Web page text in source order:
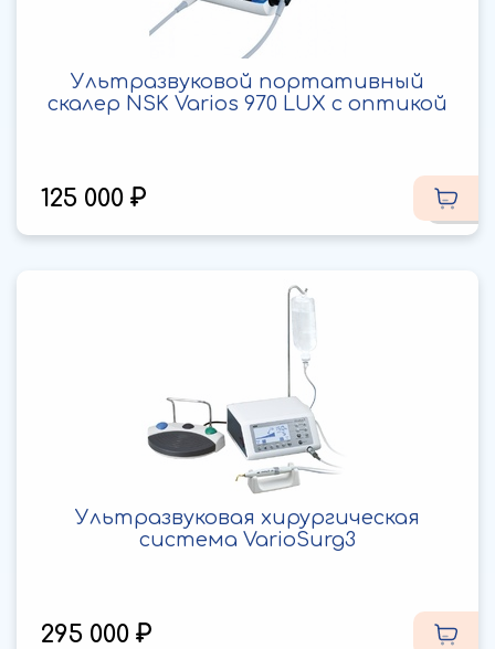
Ультразвуковой портативный
скалер NSK Varios 970 LUX с оптикой
125 000
Ультразвуковая хирургическая
система VarioSurg3
295 000